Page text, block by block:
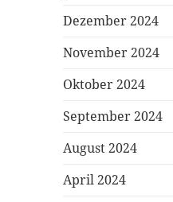
Dezember 2024
November 2024
Oktober 2024
September 2024
August 2024
April 2024